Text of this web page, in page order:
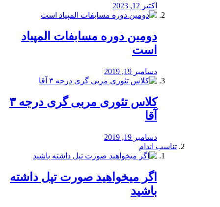
اکتبر 12, 2023
دومین دوره مسابفات المپیاد
است
دسامبر 19, 2019
کلاس تئوری مربی گری درجه ۳
آقا
دسامبر 19, 2019
تناسب اندام
اگر میخواهید صورت تپل داشته
باشید